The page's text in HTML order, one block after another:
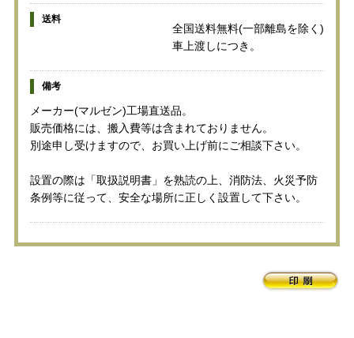
送料
全国送料無料(一部離島を除く)
車上渡しにつき。
備考
メーカー(マルゼン)工場直送品。
販売価格には、搬入費等は含まれておりません。
別途申し受けますので、お買い上げ前にご相談下さい。
設置の際は「取扱説明書」を熟読の上、消防法、火災予防
条例等に従って、安全な場所に正しく設置して下さい。